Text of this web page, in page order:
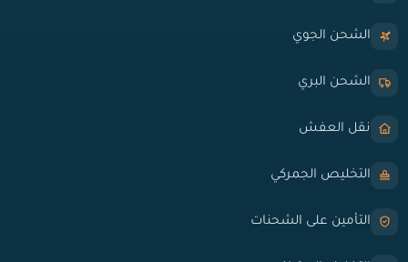
الشحن الجوي
الشحن البري
نقل العفش
التخليص الجمركي
التأمين على الشحنات